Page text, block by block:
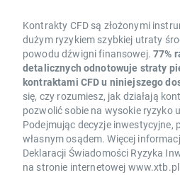
Kontrakty CFD są złożonymi
dużym ryzykiem szybkiej utraty
powodu dźwigni finansowej. 77%
detalicznych odnotowuje straty
kontraktami CFD u niniejszego
się, czy rozumiesz, jak działają
pozwolić sobie na wysokie ryzyko
Podejmując decyzje inwestycyjne,
własnym osądem. Więcej
Deklaracji Świadomości Ryzyka
na stronie internetowej